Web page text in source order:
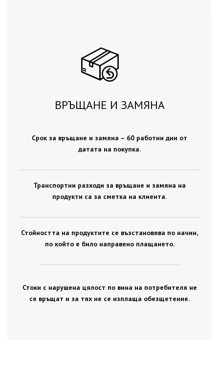
ВРЪЩАНЕ И ЗАМЯНА
Срок за връщане и замяна – 60 работни дни от
датата на покупка.
Транспортни разходи за връщане и замяна на
продукти са за сметка на клиента.
Стойността на продуктите се възстановява по начин,
по който е било направено плащането.
Стоки с нарушена цялост по вина на потребителя не
се връщат и за тях не се изплаща обезщетение.